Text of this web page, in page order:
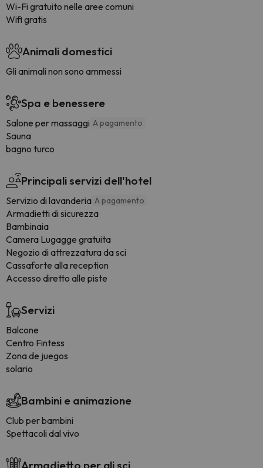
Wi-Fi gratuito nelle aree comuni
Wifi gratis
Animali domestici
Gli animali non sono ammessi
Spa e benessere
Salone per massaggi A pagamento
Sauna
bagno turco
Principali servizi dell'hotel
Servizio di lavanderia A pagamento
Armadietti di sicurezza
Bambinaia
Camera Lugagge gratuita
Negozio di attrezzatura da sci
Cassaforte alla reception
Accesso diretto alle piste
Servizi
Balcone
Centro Fintess
Zona de juegos
solario
Bambini e animazione
Club per bambini
Spettacoli dal vivo
Armadietto per gli sci